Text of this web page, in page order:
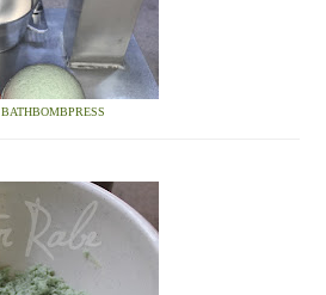
BATHBOMBPRESS